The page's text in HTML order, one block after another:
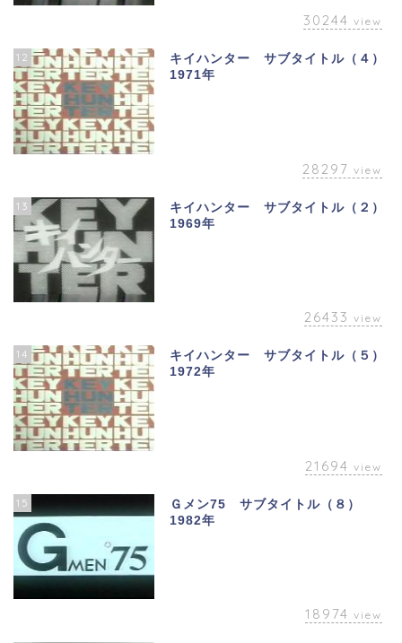
30244 view
12
キイハンター サブタイトル（４）
1971年
28297 view
13
キイハンター サブタイトル（２）
1969年
26433 view
14
キイハンター サブタイトル（５）
1972年
21694 view
15
Ｇメン75 サブタイトル（８）
1982年
18974 view